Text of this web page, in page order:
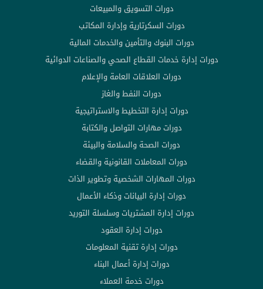
دورات التسويق والمبيعات
دورات السكرتارية وإدارة المكاتب
دورات البنوك والتأمين والخدمات المالية
دورات إدارة خدمات القطاع الصحي والصناعات الدوائية
دورات العلاقات العامة والإعلام
دورات النفط والغاز
دورات إدارة التخطيط والاستراتيجية
دورات مهارات التواصل والكتابة
دورات الصحة والسلامة والبيئة
دورات المعاملات القانونية والقضاء
دورات المهارات الشخصية وتطوير الذات
دورات إدارة البيانات وذكاء الأعمال
دورات إدارة المشتريات وسلسلة التوريد
دورات إدارة العقود
دورات إدارة تقنية المعلومات
دورات إدارة أعمال البناء
دورات خدمة العملاء